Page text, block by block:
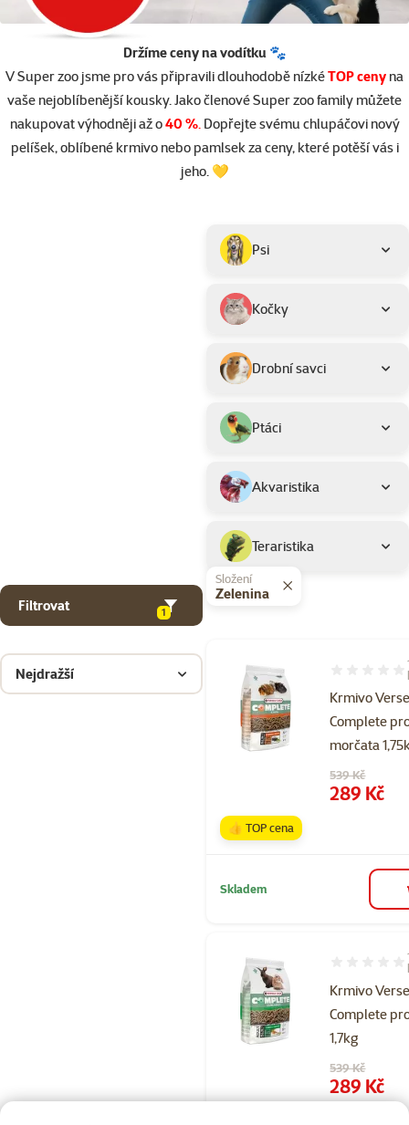
Držíme ceny na vodítku 🐾
V Super zoo jsme pro vás připravili dlouhodobě nízkéTOP ceny na
vaše nejoblíbenější kousky. Jako členové Super zoo family můžete
nakupovat výhodněji až o40 %.Dopřejte svému chlupáčovi nový
pelíšek, oblíbené krmivo nebo pamlsek za ceny, které potěší vás i
jeho. 💛
Podkategorie
Psi
Kočky
Drobní savci
Ptáci
Akvaristika
Teraristika
Filtrovat 1
Složení
Zelenina
Nejdražší
Krmivo
Complete
morčata
Hodnocení
Původní cena
539 Kč
Cena
289 Kč
👍 TOP cena
Skladem
Krmivo
Complete
1,7kg
Hodnocení
Původní cena
539 Kč
Cena
289 Kč